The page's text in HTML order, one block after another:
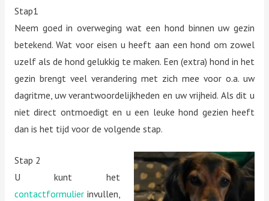
Stap1
Neem goed in overweging wat een hond binnen uw gezin
betekend. Wat voor eisen u heeft aan een hond om zowel
uzelf als de hond gelukkig te maken. Een (extra) hond in het
gezin brengt veel verandering met zich mee voor o.a. uw
dagritme, uw verantwoordelijkheden en uw vrijheid. Als dit u
niet direct ontmoedigt en u een leuke hond gezien heeft
dan is het tijd voor de volgende stap.
Stap 2
U kunt het
contactformulierinvullen,